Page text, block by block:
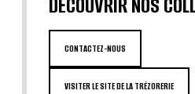
DÉCOUVRIR NOS
CONTACTEZ-NOUS
VISITER LE SITE DE LA TRÉZORERIE